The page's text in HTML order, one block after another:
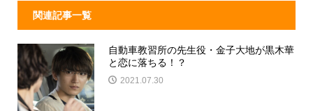
関連記事一覧
自動車教習所の先生役・金子大地が黒木華
と恋に落ちる！？
2021.07.30